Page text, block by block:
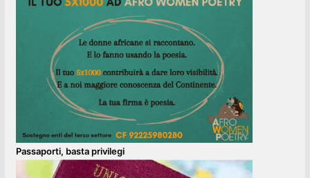
Passaporti, basta privilegi